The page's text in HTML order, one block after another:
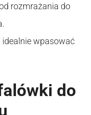
rozmrażania do
wpasować
do